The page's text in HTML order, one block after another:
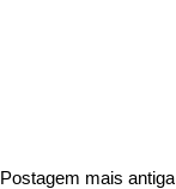
Postagem mais antiga